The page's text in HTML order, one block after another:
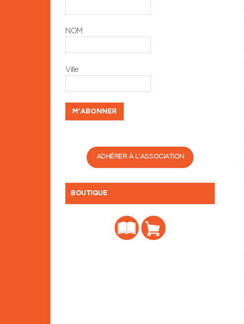
NOM
Ville
ADHÉRER À L'ASSOCIATION
BOUTIQUE